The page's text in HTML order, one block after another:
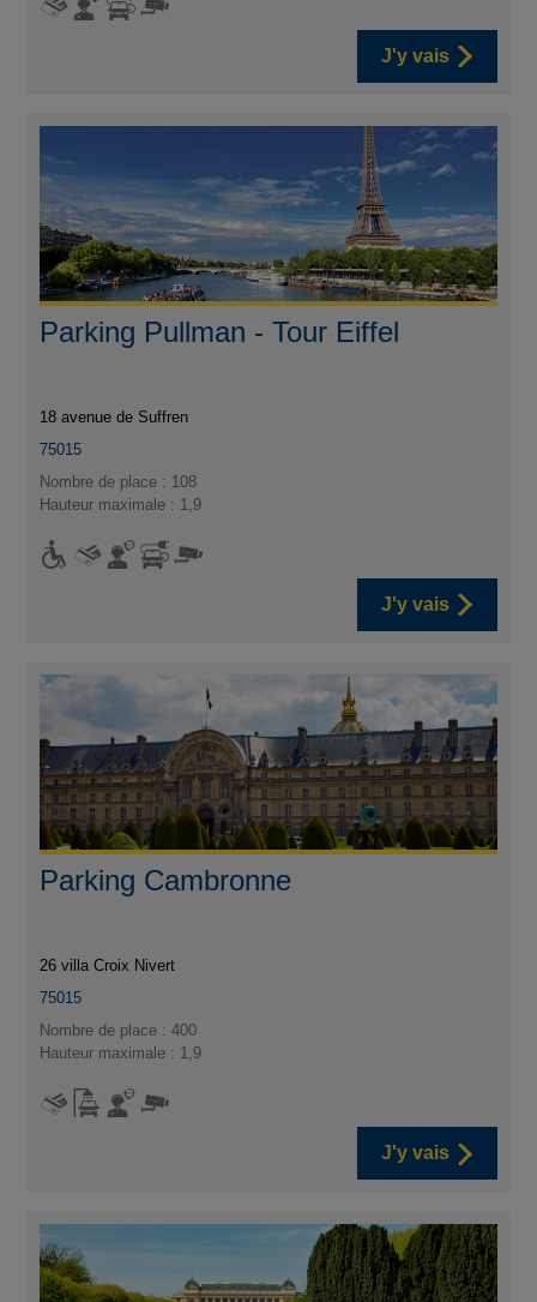
J'y vais
Parking Pullman - Tour Eiffel
18 avenue de Suffren
75015
Nombre de place : 108
Hauteur maximale : 1,9
J'y vais
Parking Cambronne
26 villa Croix Nivert
75015
Nombre de place : 400
Hauteur maximale : 1,9
J'y vais